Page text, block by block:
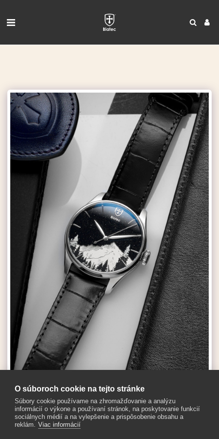
ZOBRAZIŤ CELÚ GALÉRIU
O súboroch cookie na tejto stránke
Súbory cookie používame na zhromažďovanie a analýzu
informácií o výkone a používaní stránok, na poskytovanie funkcií
sociálnych médií a na vylepšenie a prispôsobenie obsahu a
reklám. Viac informácií